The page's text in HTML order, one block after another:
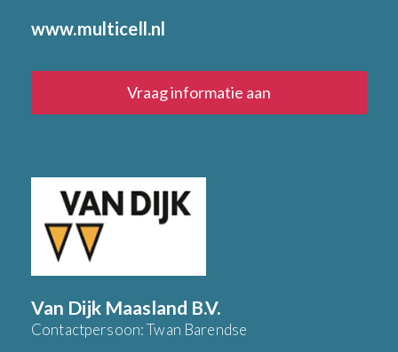
www.multicell.nl
Vraag informatie aan
Van Dijk Maasland B.V.
Contactpersoon: Twan Barendse